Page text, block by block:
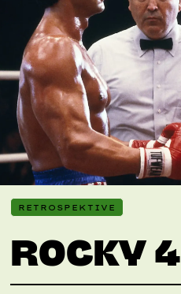
RETROSPEKTIVE
ROCKY 4